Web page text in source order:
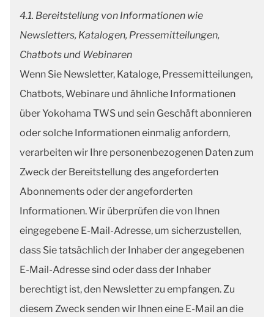
4.1. Bereitstellung von Informationen wie
Newsletters, Katalogen, Pressemitteilungen,
Chatbots und Webinaren
Wenn Sie Newsletter, Kataloge, Pressemitteilungen,
Chatbots, Webinare und ähnliche Informationen
über Yokohama TWS und sein Geschäft abonnieren
oder solche Informationen einmalig anfordern,
verarbeiten wir Ihre personenbezogenen Daten zum
Zweck der Bereitstellung des angeforderten
Abonnements oder der angeforderten
Informationen. Wir überprüfen die von Ihnen
eingegebene E-Mail-Adresse, um sicherzustellen,
dass Sie tatsächlich der Inhaber der angegebenen
E-Mail-Adresse sind oder dass der Inhaber
berechtigt ist, den Newsletter zu empfangen. Zu
diesem Zweck senden wir Ihnen eine E-Mail an die